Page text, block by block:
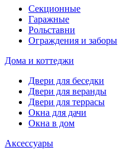
Секционные
Гаражные
Рольставни
Ограждения и заборы
Дома и коттеджи
Двери для беседки
Двери для веранды
Двери для террасы
Окна для дачи
Окна в дом
Аксессуары